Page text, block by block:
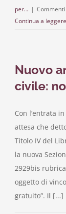
per... |
Continua a leggere
Nuovo
civile:
Con l’entrata
attesa che
Titolo IV del
la nuova
2929bis
oggetto di
gratuito”. Il [...]